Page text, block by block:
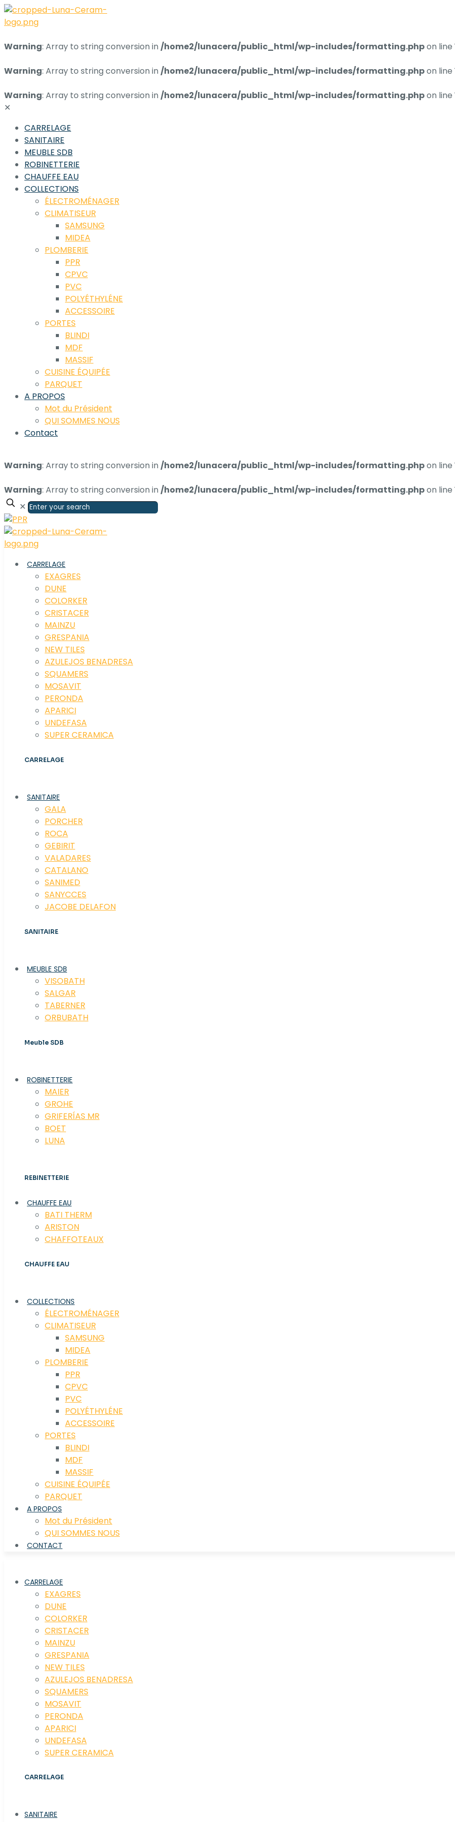
Warning: Array to string conversion in /home2/lunacera/public_html/wp-includes/formatting.phpon line
Warning: Array to string conversion in /home2/lunacera/public_html/wp-includes/formatting.phpon line
Warning: Array to string conversion in /home2/lunacera/public_html/wp-includes/formatting.phpon line
✕
CARRELAGE
SANITAIRE
MEUBLE SDB
ROBINETTERIE
CHAUFFE EAU
COLLECTIONS
ÉLECTROMÉNAGER
CLIMATISEUR
SAMSUNG
MIDEA
PLOMBERIE
PPR
CPVC
PVC
POLYÉTHYLÉNE
ACCESSOIRE
PORTES
BLINDI
MDF
MASSIF
CUISINE ÉQUIPÉE
PARQUET
A PROPOS
Mot du Président
QUI SOMMES NOUS
Contact
Warning: Array to string conversion in /home2/lunacera/public_html/wp-includes/formatting.phpon line
Warning: Array to string conversion in /home2/lunacera/public_html/wp-includes/formatting.phpon line
✕
CARRELAGE
EXAGRES
DUNE
COLORKER
CRISTACER
MAINZU
GRESPANIA
NEW TILES
AZULEJOS BENADRESA
SQUAMERS
MOSAVIT
PERONDA
APARICI
UNDEFASA
SUPER CERAMICA
CARRELAGE
SANITAIRE
GALA
PORCHER
ROCA
GEBIRIT
VALADARES
CATALANO
SANIMED
SANYCCES
JACOBE DELAFON
SANITAIRE
MEUBLE SDB
VISOBATH
SALGAR
TABERNER
ORBUBATH
Meuble SDB
ROBINETTERIE
MAIER
GROHE
GRIFERÍAS MR
BOET
LUNA
REBINETTERIE
CHAUFFE EAU
BATI THERM
ARISTON
CHAFFOTEAUX
CHAUFFE EAU
COLLECTIONS
ÉLECTROMÉNAGER
CLIMATISEUR
SAMSUNG
MIDEA
PLOMBERIE
PPR
CPVC
PVC
POLYÉTHYLÉNE
ACCESSOIRE
PORTES
BLINDI
MDF
MASSIF
CUISINE ÉQUIPÉE
PARQUET
A PROPOS
Mot du Président
QUI SOMMES NOUS
CONTACT
CARRELAGE
EXAGRES
DUNE
COLORKER
CRISTACER
MAINZU
GRESPANIA
NEW TILES
AZULEJOS BENADRESA
SQUAMERS
MOSAVIT
PERONDA
APARICI
UNDEFASA
SUPER CERAMICA
CARRELAGE
SANITAIRE